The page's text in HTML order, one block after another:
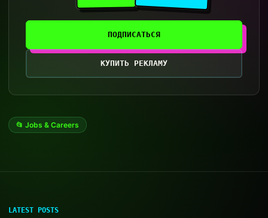
ПОДПИСАТЬСЯ
КУПИТЬ РЕКЛАМУ
📂 Jobs & Careers
LATEST POSTS